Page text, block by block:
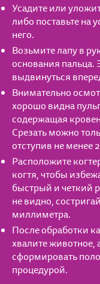
Усадите или
либо поставьте на
него.
Возьмите лапу в
основания пальца.
выдвинуться
Внимательно
хорошо видна
содержащая
Срезать можно
отступив не менее
Расположите
когтя, чтобы
быстрый и четкий
не видно,
миллиметра.
После обработки
хвалите животное,
сформировать
процедурой.